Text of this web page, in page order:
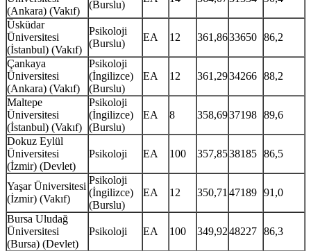
(Ankara) (Vakıf)
(Burslu)
Üsküdar
Üniversitesi
(İstanbul) (Vakıf)
Psikoloji
(Burslu)
EA 12 361,8633650 86,2
Çankaya
Üniversitesi
(Ankara) (Vakıf)
Psikoloji
(İngilizce)
(Burslu)
EA 12 361,2934266 88,2
Maltepe
Üniversitesi
(İstanbul) (Vakıf)
Psikoloji
(İngilizce)
(Burslu)
EA 8 358,6937198 89,6
Dokuz Eylül
Üniversitesi
(İzmir) (Devlet)
Psikoloji EA 100 357,8538185 86,5
Yaşar Üniversitesi
(İzmir) (Vakıf)
Psikoloji
(İngilizce)
(Burslu)
EA 12 350,7147189 91,0
Bursa Uludağ
Üniversitesi
(Bursa) (Devlet)
Psikoloji EA 100 349,9248227 86,3